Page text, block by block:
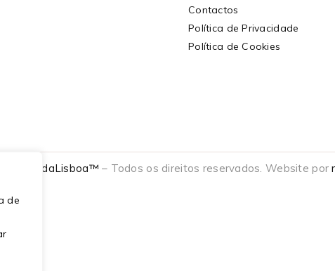
de
Contactos
Política de Privacidade
Política de Cookies
ModaLisboa™ – Todos os direitos reservados. Website por